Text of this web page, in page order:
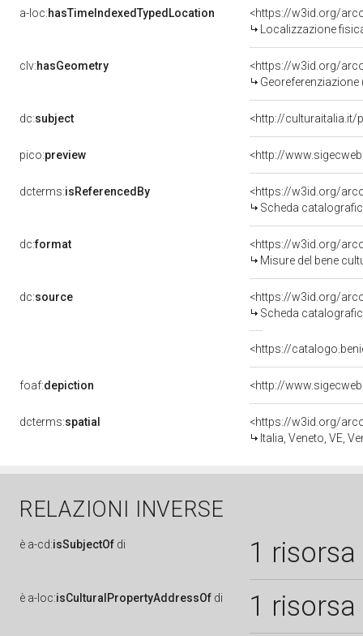
a-loc:hasTimeIndexedTypedLocation
<https://w3id.org/
Localizzazione
clv:hasGeometry
<https://w3id.org/
dc:subject <http://culturaitalia.it/
pico:preview <http://
dcterms:isReferencedBy
<https://w3id.org/
Scheda
dc:format
<https://w3id.org/
Misure del bene
dc:source
<https://w3id.org/
Scheda
<https://
foaf:depiction <http://
dcterms:spatial
<https://w3id.org/
Italia, Veneto, VE,
RELAZIONI INVERSE
è a-cd:isSubjectOf di 1 risorsa
è a-loc:isCulturalPropertyAddressOf di 1 risorsa